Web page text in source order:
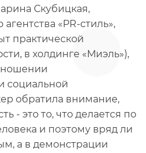
Скубицкая,
«PR-стиль»,
практической
в холдинге «Миэль»),
социальной
обратила внимание,
- это то, что делается по
и поэтому вряд ли
а в демонстрации